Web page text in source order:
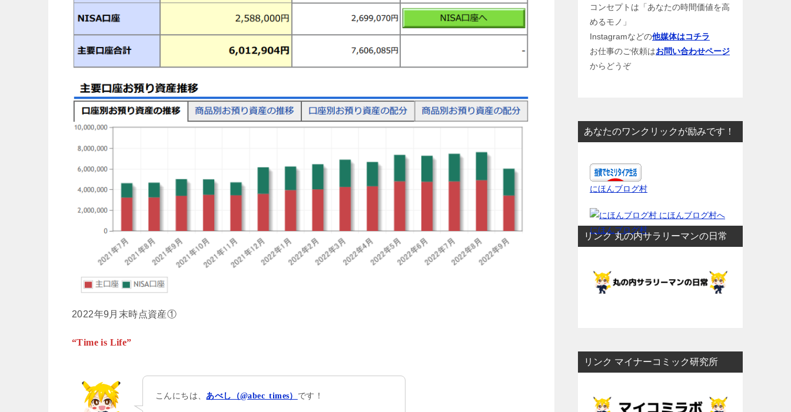
2022年9月末時点資産①
“Time is Life”
こんにちは、 あべし（@abec_times） です！
コンセプトは「あなたの時間価値を高
めるモノ」
Instagramなどの他媒体はコチラ
お仕事のご依頼はお問い合わせページ
からどうぞ
あなたのワンクリックが励みです！
にほんブログ村
にほんブログ村
リンク 丸の内サラリーマンの日常
リンク マイナーコミック研究所